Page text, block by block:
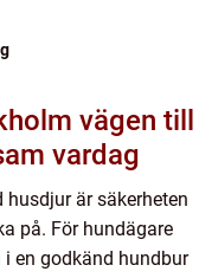
till
vardag
husdjur är säkerheten
på. För hundägare
en godkänd hundbur